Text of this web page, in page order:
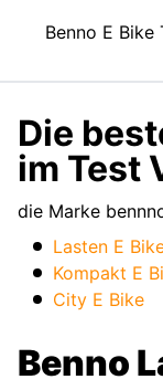
Benno E Bike
Die
im Test
die Marke
Lasten E
Kompakt E
City E Bike
Benno